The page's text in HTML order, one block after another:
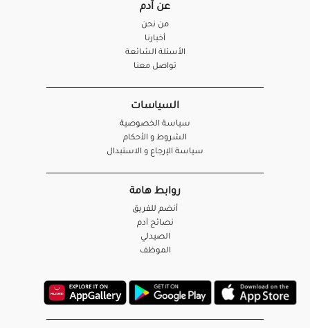
عن آدم
من نحن
أخبارنا
الأسئلة الشائعة
تواصل معنا
السياسات
سياسة الخصوصية
الشروط و الأحكام
سياسة الإرجاع و الاستبدال
روابط هامة
أنضم للفريق
نصائح آدم
الصيدلي
الموظف